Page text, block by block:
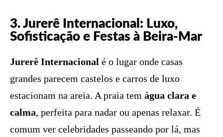
3. Jurerê Internacional: Luxo,
Sofisticação e Festas à Beira-Mar
Jurerê Internacional é o lugar onde casas
grandes parecem castelos e carros de luxo
estacionam na areia. A praia tem água clara e
calma, perfeita para nadar ou apenas relaxar. É
comum ver celebridades passeando por lá, mas